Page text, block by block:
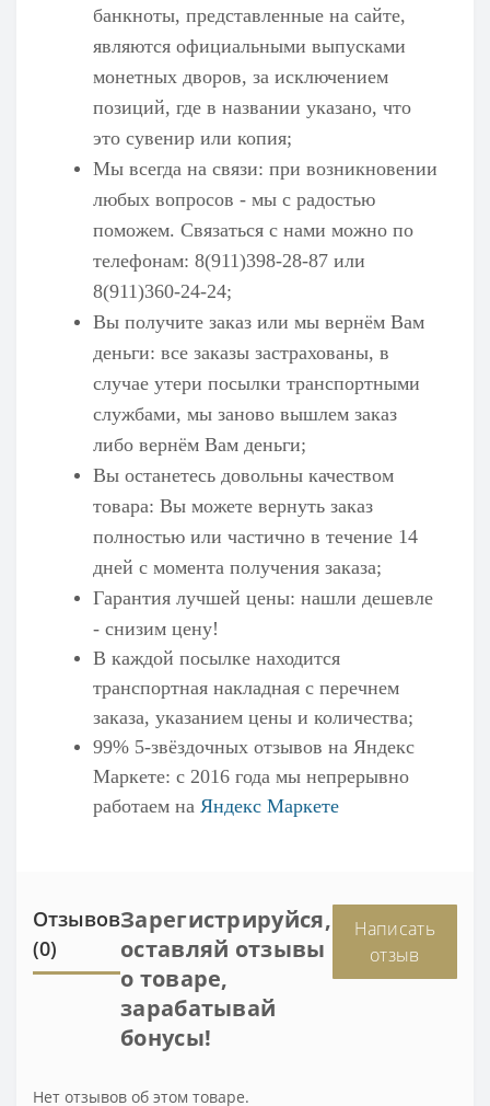
банкноты, представленные на сайте,
являются официальными выпусками
монетных дворов, за исключением
позиций, где в названии указано, что
это сувенир или копия;
Мы всегда на связи: при возникновении
любых вопросов - мы с радостью
поможем. Связаться с нами можно по
телефонам: 8(911)398-28-87 или
8(911)360-24-24;
Вы получите заказ или мы вернём Вам
деньги: все заказы застрахованы, в
случае утери посылки транспортными
службами, мы заново вышлем заказ
либо вернём Вам деньги;
Вы останетесь довольны качеством
товара: Вы можете вернуть заказ
полностью или частично в течение 14
дней с момента получения заказа;
Гарантия лучшей цены: нашли дешевле
- снизим цену!
В каждой посылке находится
транспортная накладная с перечнем
заказа, указанием цены и количества;
99% 5-звёздочных отзывов на Яндекс
Маркете: с 2016 года мы непрерывно
работаем на Яндекс Маркете
Отзывов
(0)
Зарегистрируйся,
оставляй отзывы
о товаре,
зарабатывай
бонусы!
Написать
отзыв
Нет отзывов об этом товаре.